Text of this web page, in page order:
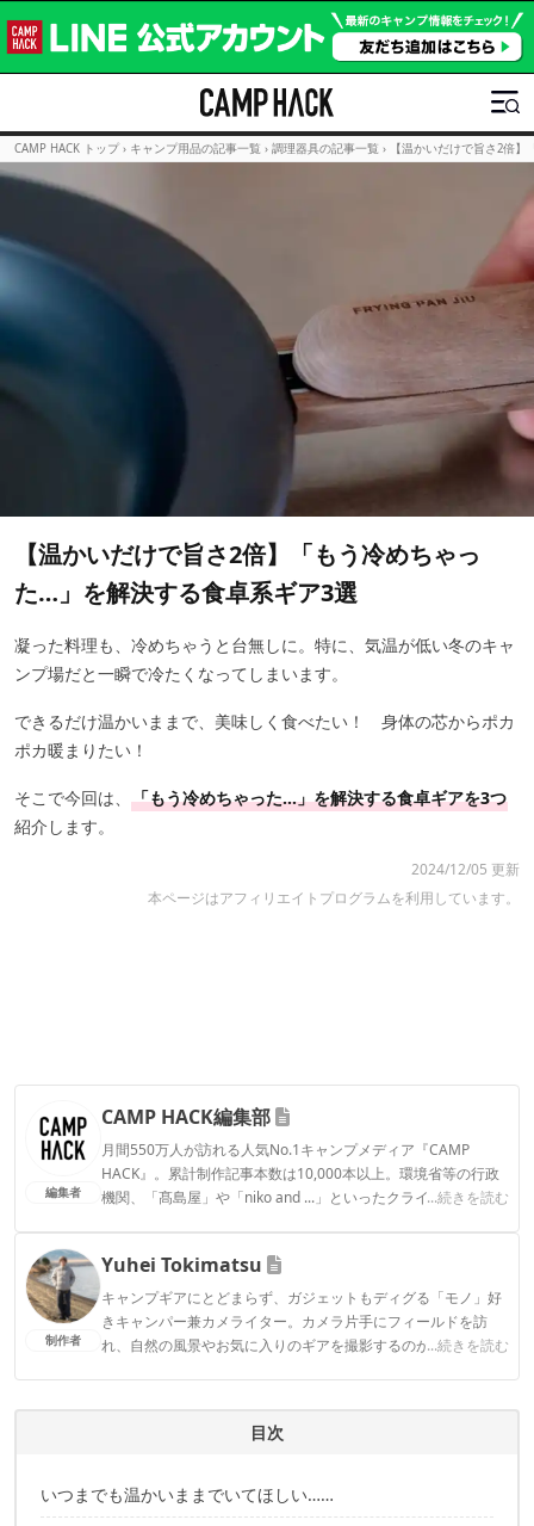
CAMP HACK トップ › キャンプ用品の記事一覧 › 調理器具の記事一覧 › 【温かいだけで旨さ2倍
【温かいだけで旨さ2倍】「もう冷めちゃっ
た…」を解決する食卓系ギア3選
凝った料理も、冷めちゃうと台無しに。特に、気温が低い冬のキャ
ンプ場だと一瞬で冷たくなってしまいます。
できるだけ温かいままで、美味しく食べたい！ 身体の芯からポカ
ポカ暖まりたい！
そこで今回は、 「もう冷めちゃった…」を解決する食卓ギアを3つ
紹介します。
2024/12/05 更新
本ページはアフィリエイトプログラムを利用しています。
編集者
CAMP HACK編集部
月間550万人が訪れる人気No.1キャンプメディア『CAMP
HACK』。累計制作記事本数は10,000本以上。環境省等の行政
機関、「髙島屋」や「niko and ...」といったクライアントとの
...続きを読む
CAMP HACK編集部のプロフィール
制作者
Yuhei Tokimatsu
キャンプギアにとどまらず、ガジェットもディグる「モノ」好
きキャンパー兼カメライター。カメラ片手にフィールドを訪
れ、自然の風景やお気に入りのギアを撮影するのが趣味。
...続きを読む
Yuhei Tokimatsuのプロフィール
目次
いつまでも温かいままでいてほしい……